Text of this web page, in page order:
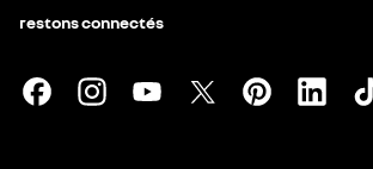
restons connectés